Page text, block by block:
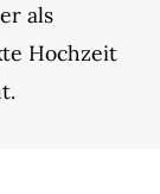
als
Hochzeit